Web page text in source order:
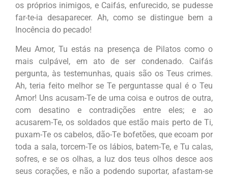
os próprios inimigos, e Caifás, enfurecido, se pudesse
far-te-ia desaparecer. Ah, como se distingue bem a
Inocência do pecado!
Meu Amor, Tu estás na presença de Pilatos como o
mais culpável, em ato de ser condenado. Caifás
pergunta, às testemunhas, quais são os Teus crimes.
Ah, teria feito melhor se Te perguntasse qual é o Teu
Amor! Uns acusam-Te de uma coisa e outros de outra,
com desatino e contradições entre eles; e ao
acusarem-Te, os soldados que estão mais perto de Ti,
puxam-Te os cabelos, dão-Te bofetões, que ecoam por
toda a sala, torcem-Te os lábios, batem-Te, e Tu calas,
sofres, e se os olhas, a luz dos teus olhos desce aos
seus corações, e não a podendo suportar, afastam-se